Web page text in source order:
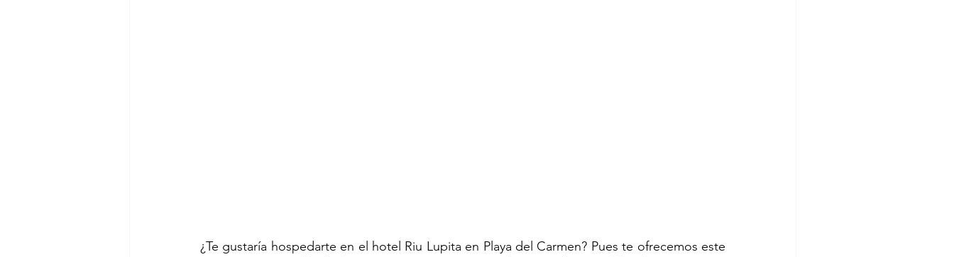
¿Te gustaría hospedarte en el hotel Riu Lupita en Playa del Carmen? Pues te ofrecemos este